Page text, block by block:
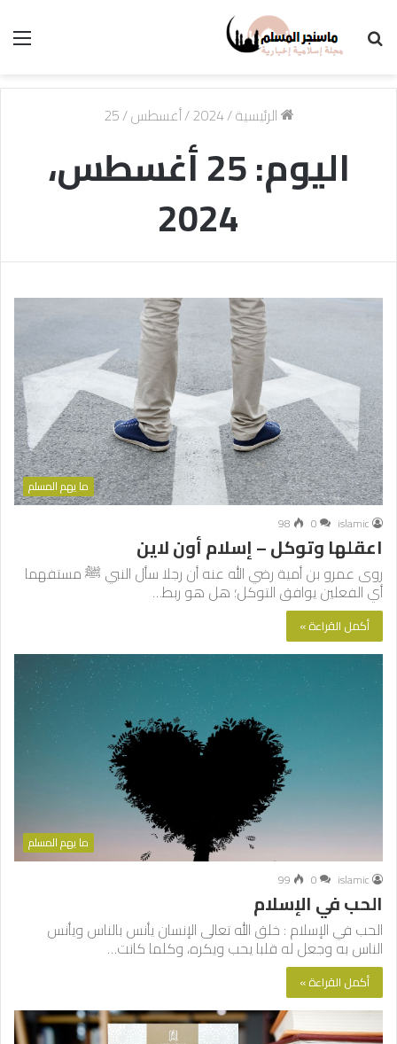
الرئيسية/
2024
/أغسطس/
25
اليوم: 25 أغسطس،
2024
ما يهم المسلم
islamic
0
98
اعقلها وتوكل – إسلام أون لاين
روى عمرو بن أمية رضي الله عنه أن رجلا سأل النبي ﷺ مستفهما
أي الفعلين يوافق التوكل؛ هل هو ربط…
أكمل القراءة »
ما يهم المسلم
islamic
0
99
الحب في الإسلام
الحب في الإسلام : خلق الله تعالى الإنسان يأنس بالناس ويأنس
الناس به وجعل له قلبا يحب ويكره، وكلما كانت…
أكمل القراءة »